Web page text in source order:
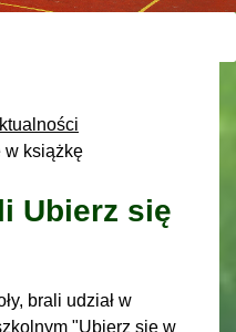
w książkę
Ubierz się
brali udział w
"Ubierz się w